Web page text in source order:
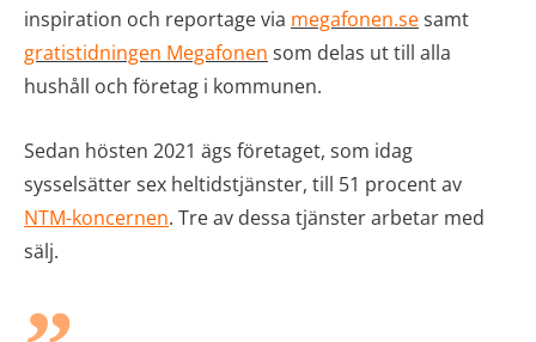
inspiration och reportage via megafonen.sesamt
gratistidningen Megafonen som delas ut till alla
hushåll och företag i kommunen.
Sedan hösten 2021 ägs företaget, som idag
sysselsätter sex heltidstjänster, till 51 procent av
NTM-koncernen. Tre av dessa tjänster arbetar med
sälj.